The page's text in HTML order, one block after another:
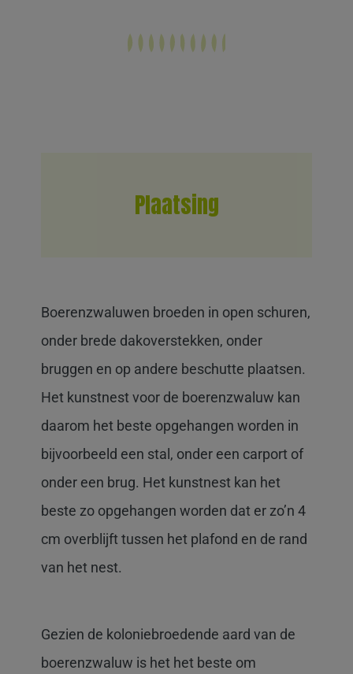
Plaatsing
Boerenzwaluwen broeden in open schuren,
onder brede dakoverstekken, onder
bruggen en op andere beschutte plaatsen.
Het kunstnest voor de boerenzwaluw kan
daarom het beste opgehangen worden in
bijvoorbeeld een stal, onder een carport of
onder een brug. Het kunstnest kan het
beste zo opgehangen worden dat er zo’n 4
cm overblijft tussen het plafond en de rand
van het nest.
Gezien de koloniebroedende aard van de
boerenzwaluw is het het beste om